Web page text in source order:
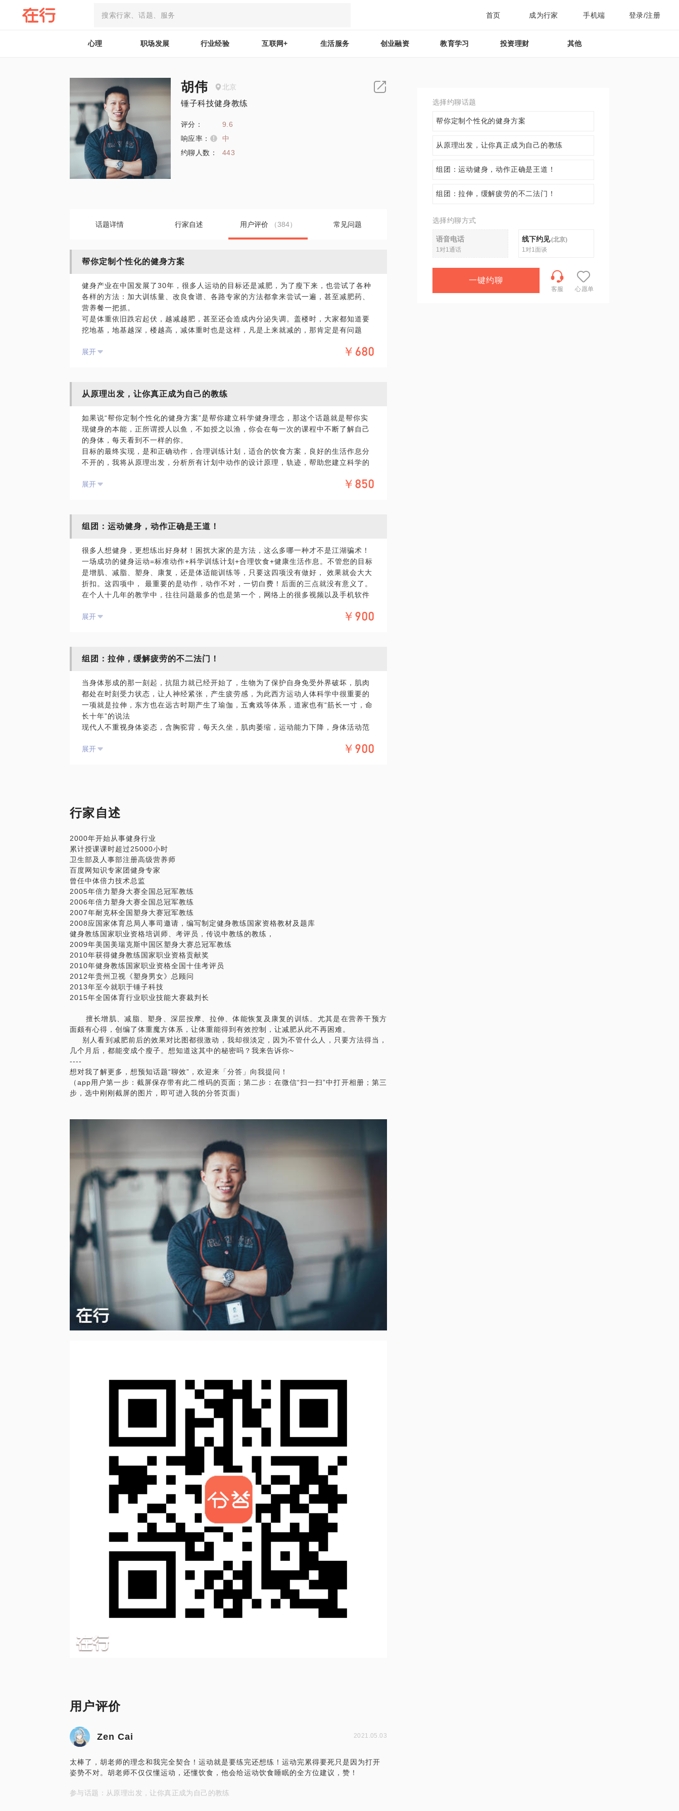
首页 成为行家 手机端 登录/注册
心理 职场发展 行业经验 互联网+ 生活服务 创业融资 教育学习 投资理财 其他
胡伟 北京
锤子科技健身教练
评分：
9.6
响应率：
中
约聊人数：
443
话题详情 行家自述 用户评价 （384） 常见问题
帮你定制个性化的健身方案
健身产业在中国发展了30年，很多人运动的目标还是减肥，为了瘦下来，也尝试了各种
各样的方法：加大训练量、改良食谱、各路专家的方法都拿来尝试一遍，甚至减肥药、
营养餐一把抓。
可是体重依旧跌宕起伏，越减越肥，甚至还会造成内分泌失调。盖楼时，大家都知道要
挖地基，地基越深，楼越高，减体重时也是这样，凡是上来就减的，那肯定是有问题
无论是减肥还是健身都是个慢活儿，虽然慢，却也有相对更有效的方法。我从事健身工
展开 ￥680
从原理出发，让你真正成为自己的教练
如果说“帮你定制个性化的健身方案”是帮你建立科学健身理念，那这个话题就是帮你实
现健身的本能，正所谓授人以鱼，不如授之以渔，你会在每一次的课程中不断了解自己
的身体，每天看到不一样的你。
目标的最终实现，是和正确动作，合理训练计划，适合的饮食方案，良好的生活作息分
不开的，我将从原理出发，分析所有计划中动作的设计原理，轨迹，帮助您建立科学的
网络上有几千万条关于健身，减肥，增肌，塑身为关键词的信息，加上日常接触到的方
食过少，营养素比例不合理，造成体内电解质大量丢失，出现劳累，免疫力下降，睡眠
环。
以前教过的所有会员中，我都鼓励大家去考教练证书，很多人说，你是不是傻？当然不
是，从教的第一个会员到现在我们依然保持着联系，但是我们现在已经是交流而不是教
学了，他们的水平很多都超过了教练，你会在他们的不断进步中找到快乐，他们也会分
享健身带来的快乐，感染到周边的人。
邀请参与健身教练国家职业资格，教材及题库制定，负责全国健身教练的培训和考核工
材标准，健康地完成华丽变身。
展开 ￥850
组团：运动健身，动作正确是王道！
很多人想健身，更想练出好身材！困扰大家的是方法，这么多哪一种才不是江湖骗术！
一场成功的健身运动=标准动作+科学训练计划+合理饮食+健康生活作息。不管您的目标
是增肌、减脂、塑身、康复，还是体适能训练等，只要这四项没有做好， 效果就会大大
折扣。这四项中， 最重要的是动作，动作不对，一切白费！后面的三点就没有意义了。
在个人十几年的教学中，往往问题最多的也是第一个，网络上的很多视频以及手机软件
作会让你事半功倍，错误的训练动作不光达不到训练目标，还会受伤。
课程价格：课程为初中高级，每月轮流进行，此价格只是一次学习的费用，但包含场地
授课时间：课程原则上每月第一周的周六授课
授课人数：5人起授，上限8人 ，如果一个月后人数还没有达到5人，自动延续到下期
授课地点：国贸某健身会所
展开 ￥900
组团：拉伸，缓解疲劳的不二法门！
当身体形成的那一刻起，抗阻力就已经开始了，生物为了保护自身免受外界破坏，肌肉
都处在时刻受力状态，让人神经紧张，产生疲劳感，为此西方运动人体科学中很重要的
一项就是拉伸，东方也在远古时期产生了瑜伽，五禽戏等体系，道家也有“筋长一寸，命
长十年”的说法
现代人不重视身体姿态，含胸驼背，每天久坐，肌肉萎缩，运动能力下降，身体活动范
背部肌就会僵硬；保持一种姿势看电脑，颈肩部位的肌肉就会僵硬；长跑、爬山或者骑
放松肌肉，促进血液进入肌肉中，排出乳酸，加速训练后的恢复，有助于放松身体。大
量运动后的拉伸，可以减缓肌肉酸痛，提高肌肉延展性
缓解肌肉紧张与疲劳，促进血液循环，使身体放松；
提高身体的协调与稳定性；
能增大身体的运动范围， 防止肌肉拉伤；
能让你的肌肉更加紧致，线条越来越清晰；
能让你心情舒畅，减少压力，放松神经，轻松入睡。
拉伸不受年龄，性别限制， 不论身体好坏，每个人都可以根据自身情况进行拉伸。这堂
团课中，我会根据解剖学原理，把全身各个部位肌肉拉伸动作全部奉上，让你每天只有
几分钟时间，就可以轻松面对工作和训练，每天都是一个全新的你。
注意：
此话题为团课话题；
课程价格： 此价格只是一次学习的费用；
授课时间：此课程原则上每月第二周的周六授课；
课；
授课地点： 北京大学。
点，仅供学员参考所用。如您或您的家人有诊疗需求，在行请您前往正规医院进行就
诊。本话题内容及行家观点不代表平台观点，平台对话题内容不予担保，烦请知悉。
展开 ￥900
行家自述
2000年开始从事健身行业
累计授课课时超过25000小时
卫生部及人事部注册高级营养师
百度网知识专家团健身专家
曾任中体倍力技术总监
2005年倍力塑身大赛全国总冠军教练
2006年倍力塑身大赛全国总冠军教练
2007年耐克杯全国塑身大赛冠军教练
2008应国家体育总局人事司邀请，编写制定健身教练国家资格教材及题库
健身教练国家职业资格培训师、考评员，传说中教练的教练，
2009年美国美瑞克斯中国区塑身大赛总冠军教练
2010年获得健身教练国家职业资格贡献奖
2010年健身教练国家职业资格全国十佳考评员
2012年贵州卫视《塑身男女》总顾问
2013年至今就职于锤子科技
2015年全国体育行业职业技能大赛裁判长
擅长增肌、减脂、塑身、深层按摩、拉伸、体能恢复及康复的训练。尤其是在营养干预方
面颇有心得，创编了体重魔方体系，让体重能得到有效控制，让减肥从此不再困难。
别人看到减肥前后的效果对比图都很激动，我却很淡定，因为不管什么人，只要方法得当，
几个月后，都能变成个瘦子。想知道这其中的秘密吗？我来告诉你~
----
想对我了解更多，想预知话题“聊效”，欢迎来「分答」向我提问！
（app用户第一步：截屏保存带有此二维码的页面；第二步：在微信“扫一扫”中打开相册；第三
步，选中刚刚截屏的图片，即可进入我的分答页面）
用户评价
Zen Cai 2021.05.03
太棒了，胡老师的理念和我完全契合！运动就是要练完还想练！运动完累得要死只是因为打开
姿势不对。胡老师不仅仅懂运动，还懂饮食，他会给运动饮食睡眠的全方位建议，赞！
参与话题：从原理出发，让你真正成为自己的教练
选择约聊话题
帮你定制个性化的健身方案
从原理出发，让你真正成为自己的教练
组团：运动健身，动作正确是王道！
组团：拉伸，缓解疲劳的不二法门！
选择约聊方式
语音电话
1对1通话
线下约见(北京)
1对1面谈
一键约聊
客服 心愿单